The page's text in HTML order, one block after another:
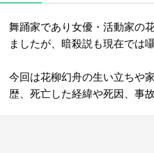
舞踊家であり女優・活動家の
ましたが、暗殺説も現在では
今回は花柳幻舟の生い立ちや
歴、死亡した経緯や死因、事